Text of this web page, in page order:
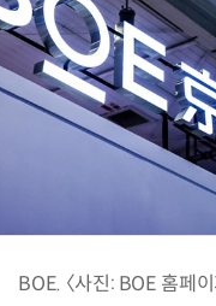
BOE. 〈사진: BOE 홈페이